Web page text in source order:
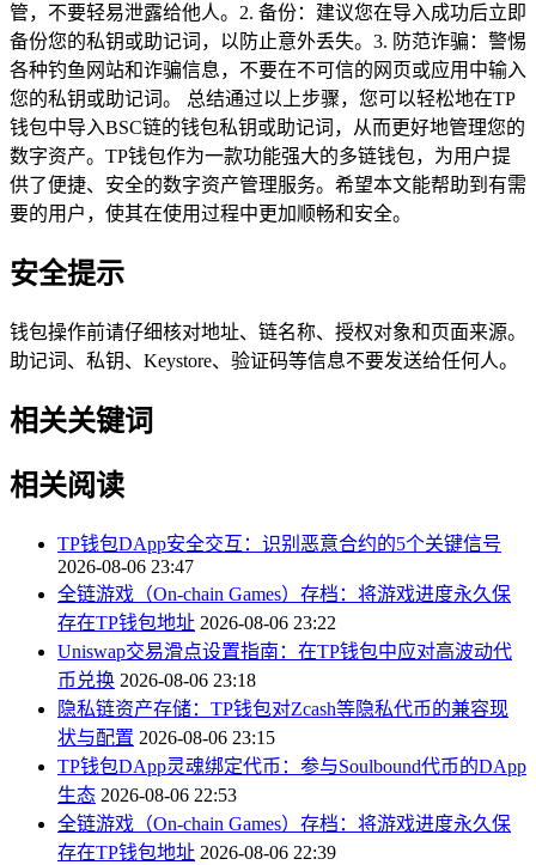
管，不要轻易泄露给他人。2. 备份：建议您在导入成功后立即
备份您的私钥或助记词，以防止意外丢失。3. 防范诈骗：警惕
各种钓鱼网站和诈骗信息，不要在不可信的网页或应用中输入
您的私钥或助记词。 总结通过以上步骤，您可以轻松地在TP
钱包中导入BSC链的钱包私钥或助记词，从而更好地管理您的
数字资产。TP钱包作为一款功能强大的多链钱包，为用户提
供了便捷、安全的数字资产管理服务。希望本文能帮助到有需
要的用户，使其在使用过程中更加顺畅和安全。
安全提示
钱包操作前请仔细核对地址、链名称、授权对象和页面来源。
助记词、私钥、Keystore、验证码等信息不要发送给任何人。
相关关键词
相关阅读
TP钱包DApp安全交互：识别恶意合约的5个关键信号
2026-08-06 23:47
全链游戏（On-chain Games）存档：将游戏进度永久保
存在TP钱包地址 2026-08-06 23:22
Uniswap交易滑点设置指南：在TP钱包中应对高波动代
币兑换 2026-08-06 23:18
隐私链资产存储：TP钱包对Zcash等隐私代币的兼容现
状与配置 2026-08-06 23:15
TP钱包DApp灵魂绑定代币：参与Soulbound代币的DApp
生态 2026-08-06 22:53
全链游戏（On-chain Games）存档：将游戏进度永久保
存在TP钱包地址 2026-08-06 22:39